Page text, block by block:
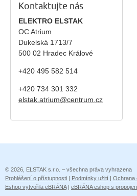
Kontaktujte nás
ELEKTRO ELSTAK
OC Atrium
Dukelská 1713/7
500 02 Hradec Králové
+420 495 582 514
+420 734 301 332
elstak.atrium@centrum.cz
© 2026, ELSTAK s.r.o. – všechna práva vyhrazena
Prohlášení o přístupnosti | Podmínky užití | Ochrana
Eshop vytvořila eBRÁNA| eBRÁNA eshop s